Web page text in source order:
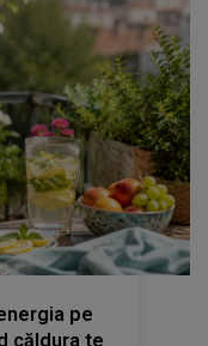
pe
căldura te